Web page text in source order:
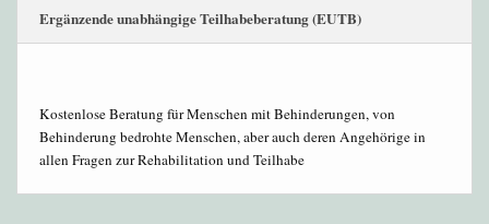
Ergänzende unabhängige Teilhabeberatung (EUTB)
Kostenlose Beratung für Menschen mit Behinderungen, von
Behinderung bedrohte Menschen, aber auch deren Angehörige in
allen Fragen zur Rehabilitation und Teilhabe